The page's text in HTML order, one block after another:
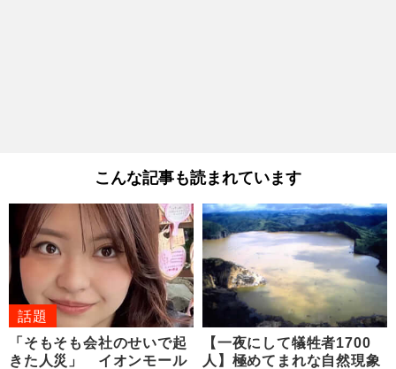
こんな記事も読まれています
話題
「そもそも会社のせいで起
きた人災」 イオンモール
【一夜にして犠牲者1700
人】極めてまれな自然現象